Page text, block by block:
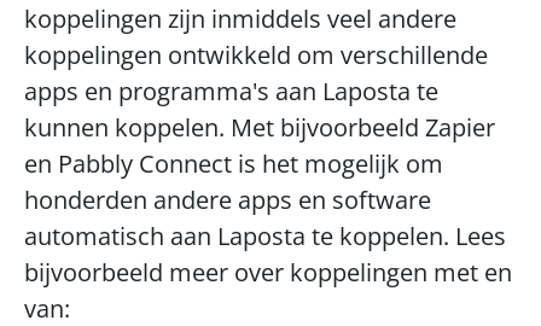
koppelingen zijn inmiddels veel andere
koppelingen ontwikkeld om verschillende
apps en programma's aan Laposta te
kunnen koppelen. Met bijvoorbeeld Zapier
en Pabbly Connect is het mogelijk om
honderden andere apps en software
automatisch aan Laposta te koppelen. Lees
bijvoorbeeld meer over koppelingen met en
van: